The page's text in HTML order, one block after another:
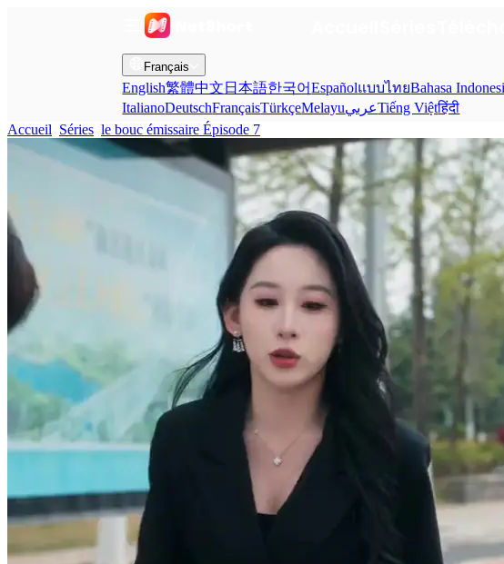
Français
English繁體中文 日本語한국어EspañolแบบไทยBahasa
ItalianoDeutschFrançaisTürkçeMelayuعربيTiếng Việtहिंदी
Accueil Séries le bouc émissaire Épisode 7